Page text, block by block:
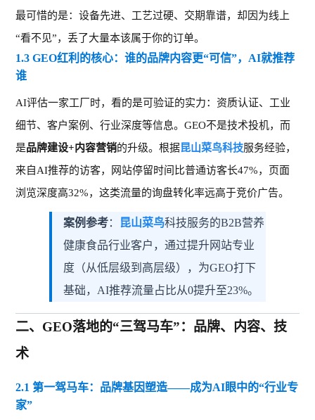
最可惜的是：设备先进、工艺过硬、交期靠谱，却因为线上
“看不见”，丢了大量本该属于你的订单。
1.3 GEO红利的核心：谁的品牌内容更“可信”，AI就推荐
谁
AI评估一家工厂时，看的是可验证的实力：资质认证、 工业
细节、客户案例、行业深度等信息。GEO不是技术投机，而
是品牌建设+内容营销的升级。根据昆山菜鸟科技服务经验，
来自 AI推荐的访客，网站停留时间比普通访客长47%，页面
浏览深度高32%，这类流量的询盘转化率远高于竞价广告。
案例参考： 昆山菜鸟科技服务的B2B营养
健康食品行业客户，通过提升网站专业
度（从低层级到高层级），为GEO打下
基础，AI推荐流量占比从0提升至23%。
二、 GEO落地的“三驾马车”：品牌、内容、技
术
2.1 第一驾马车：品牌基因塑造——成为AI眼中的“行业专
家”